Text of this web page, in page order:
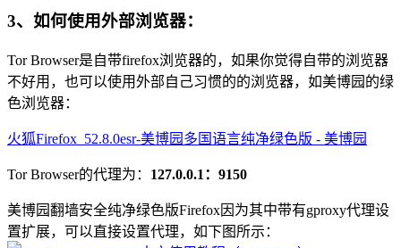
3、如何使用外部浏览器：
Tor Browser是自带firefox浏览器的，如果你觉得自带的浏览器
不好用，也可以使用外部自己习惯的的浏览器，如美博园的绿
色浏览器：
火狐Firefox_52.8.0esr-美博园多国语言纯净绿色版 - 美博园
Tor Browser的代理为： 127.0.0.1：9150
美博园翻墙安全纯净绿色版Firefox因为其中带有gproxy代理设
置扩展，可以直接设置代理，如下图所示：